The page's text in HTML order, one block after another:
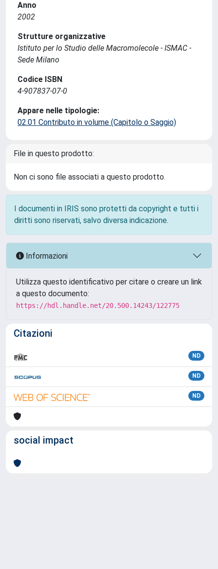
Anno
2002
Strutture organizzative
Istituto per lo Studio delle Macromolecole - ISMAC -
Sede Milano
Codice ISBN
4-907837-07-0
Appare nelle tipologie:
02.01 Contributo in volume (Capitolo o Saggio)
File in questo prodotto:
Non ci sono file associati a questo prodotto.
I documenti in IRIS sono protetti da copyright e tutti i
diritti sono riservati, salvo diversa indicazione.
Informazioni
Utilizza questo identificativo per citare o creare un link
a questo documento:
https://hdl.handle.net/20.500.14243/122775
Citazioni
ND
ND
ND
social impact